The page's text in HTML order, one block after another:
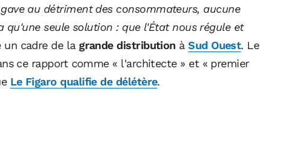
au détriment des consommateurs, aucune
qu'une seule solution : que l'État nous régule et
cadre de la grande distribution àSud Ouest. Le
ce rapport comme « l'architecte » et « premier
Le Figaro qualifie de délétère.